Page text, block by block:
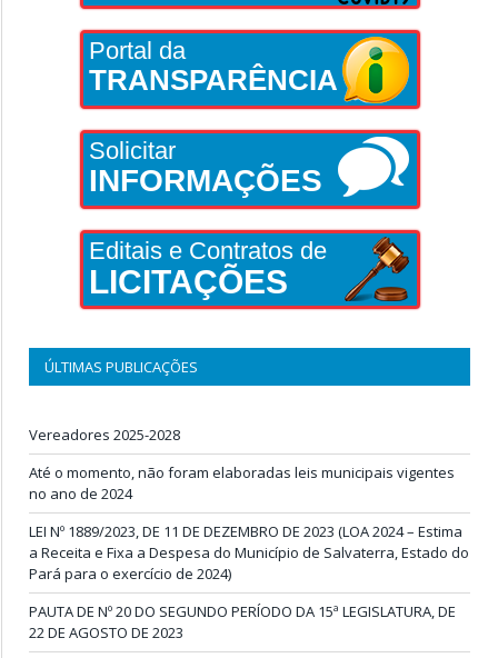
Portal da
TRANSPARÊNCIA
Solicitar
INFORMAÇÕES
Editais e Contratos de
LICITAÇÕES
ÚLTIMAS PUBLICAÇÕES
Vereadores 2025-2028
Até o momento, não foram elaboradas leis municipais vigentes
no ano de 2024
LEI Nº 1889/2023, DE 11 DE DEZEMBRO DE 2023 (LOA 2024 – Estima
a Receita e Fixa a Despesa do Município de Salvaterra, Estado do
Pará para o exercício de 2024)
PAUTA DE Nº 20 DO SEGUNDO PERÍODO DA 15ª LEGISLATURA, DE
22 DE AGOSTO DE 2023